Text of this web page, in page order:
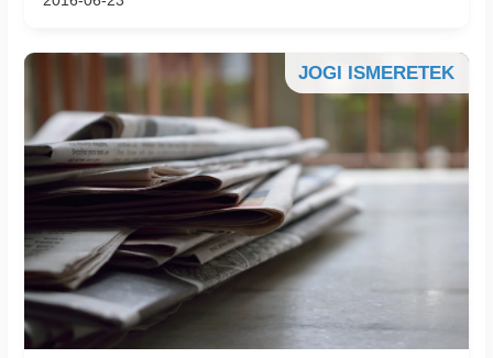
JOGI ISMERETEK